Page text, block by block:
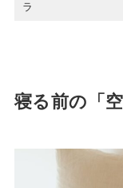
ラ
寝る前の「